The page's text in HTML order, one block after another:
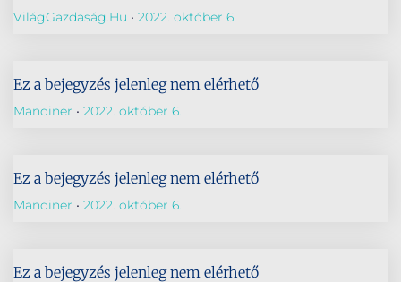
VilágGazdaság.hu 2022. október 6.
Ez a bejegyzés jelenleg nem elérhető
Mandiner 2022. október 6.
Ez a bejegyzés jelenleg nem elérhető
Mandiner 2022. október 6.
Ez a bejegyzés jelenleg nem elérhető